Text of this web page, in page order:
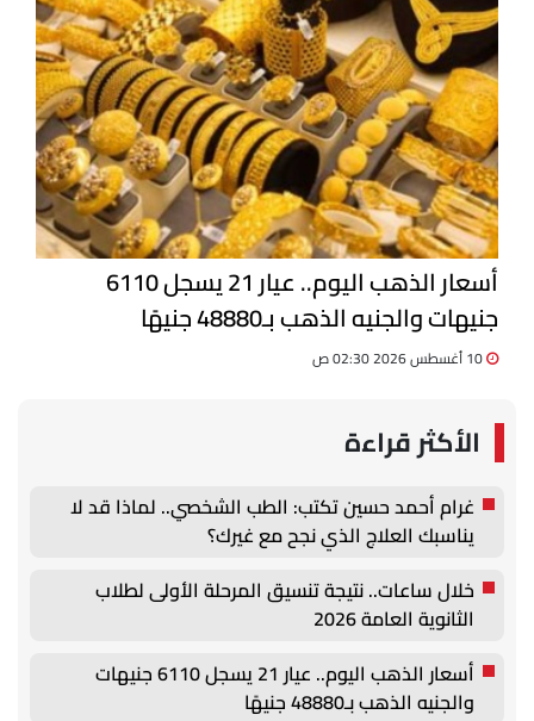
أسعار الذهب اليوم.. عيار 21 يسجل 6110
جنيهات والجنيه الذهب بـ48880 جنيهًا
الأكثر قراءة
غرام أحمد حسين تكتب: الطب الشخصي.. لماذا قد لا
يناسبك العلاج الذي نجح مع غيرك؟
خلال ساعات.. نتيجة تنسيق المرحلة الأولى لطلاب
الثانوية العامة 2026
أسعار الذهب اليوم.. عيار 21 يسجل 6110 جنيهات
والجنيه الذهب بـ48880 جنيهًا